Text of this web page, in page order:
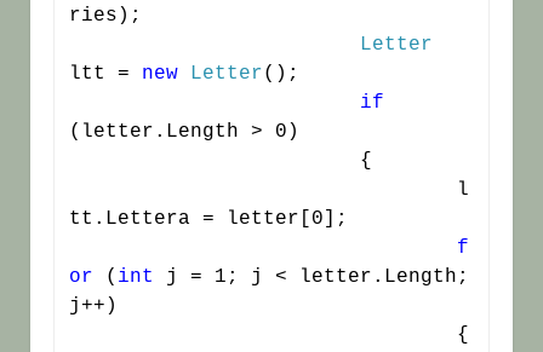
ries);
Letter
ltt = new Letter();
if
(letter.Length > 0)
tt.Lettera = letter[0];
f
or ( int j = 1; j < letter.Length;
j++)